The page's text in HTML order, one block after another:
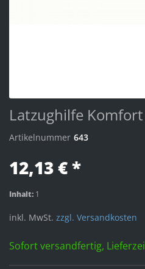
Latzughilfe Komfort
Artikelnummer 643
12,13 € *
Inhalt: 1
inkl. MwSt. zzgl. Versandkosten
Sofort versandfertig,